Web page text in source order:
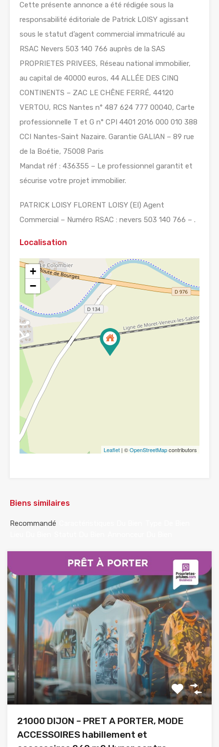
Cette présente annonce a été rédigée sous la
responsabilité éditoriale de Patrick LOISY agissant
sous le statut d’agent commercial immatriculé au
RSAC Nevers 503 140 766 auprès de la SAS
PROPRIETES PRIVEES, Réseau national immobilier,
au capital de 40000 euros, 44 ALLÉE DES CINQ
CONTINENTS – ZAC LE CHÊNE FERRÉ, 44120
VERTOU, RCS Nantes n° 487 624 777 00040, Carte
professionnelle T et G n° CPI 4401 2016 000 010 388
CCI Nantes-Saint Nazaire. Garantie GALIAN – 89 rue
de la Boétie, 75008 Paris
Mandat réf : 436355 – Le professionnel garantit et
sécurise votre projet immobilier.
PATRICK LOISY FLORENT LOISY (EI) Agent
Commercial – Numéro RSAC : nevers 503 140 766 – .
Localisation
+
−
Leaflet | ©OpenStreetMapcontributors
Biens similaires
Recommandé
21000 DIJON – PRET A PORTER, MODE
ACCESSOIRES habillement et